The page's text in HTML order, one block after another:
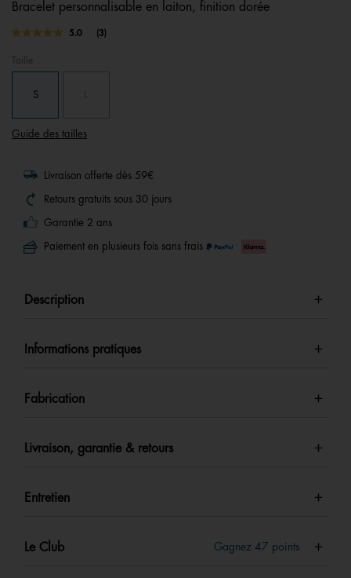
Bracelet personnalisable en laiton, finition dorée
5 out of 5 Customer Rating
5.0
Lire
(3)
Taille
S
Guide des tailles
Livraison offerte dès 59€
Retours gratuits sous 30 jours
Garantie 2 ans
Paiement en plusieurs fois sans frais
Description
Informations pratiques
Fabrication
Livraison, garantie & retours
Entretien
Le Club Gagnez47 points